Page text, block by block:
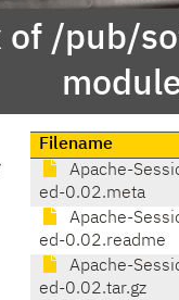
of /pub/
Filename
Apache-
ed-0.02.meta
Apache-
ed-0.02.readme
Apache-
ed-0.02.tar.gz